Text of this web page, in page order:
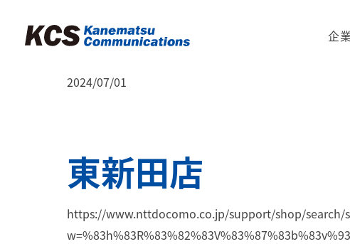
企
2024/07/01
東新田店
https://www.nttdocomo.co.jp/support/shop/search/